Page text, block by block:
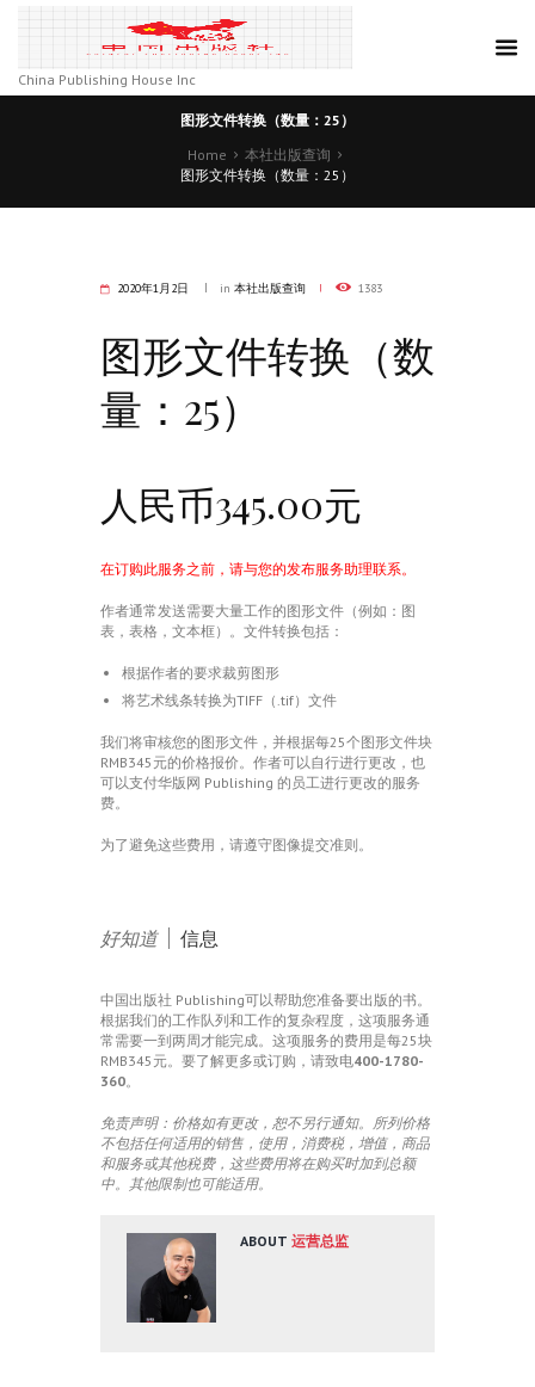
China Publishing House Inc
图形文件转换（数量：25）
Home
本社出版查询
图形文件转换（数量：25）
2020年1月2日 in 本社出版查询 1383
图形文件转换（数
量：25）
人民币345.00元
在订购此服务之前，请与您的发布服务助理联系。
作者通常发送需要大量工作的图形文件（例如：图
表，表格，文本框）。文件转换包括：
根据作者的要求裁剪图形
将艺术线条转换为TIFF（.tif）文件
我们将审核您的图形文件，并根据每25个图形文件块
RMB345元的价格报价。作者可以自行进行更改，也
可以支付华版网 Publishing 的员工进行更改的服务
费。
为了避免这些费用，请遵守图像提交准则。
好知道| 信息
中国出版社 Publishing可以帮助您准备要出版的书。
根据我们的工作队列和工作的复杂程度，这项服务通
常需要一到两周才能完成。这项服务的费用是每25块
RMB345元。要了解更多或订购，请致电400-1780-
360。
免责声明：价格如有更改，恕不另行通知。所列价格
不包括任何适用的销售，使用，消费税，增值，商品
和服务或其他税费，这些费用将在购买时加到总额
中。其他限制也可能适用。
ABOUT运营总监